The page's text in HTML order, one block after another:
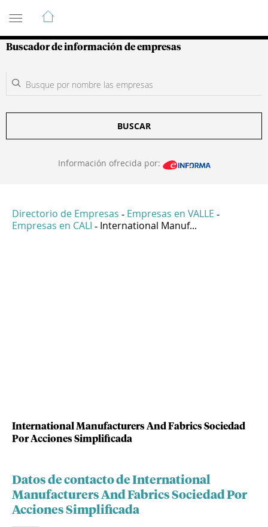
Guía de Empresas Colombianas
Buscador de información de empresas
BUSCAR
Información ofrecida por:
Directorio de Empresas - Empresas en VALLE -
Empresas en CALI - International Manuf...
International Manufacturers And Fabrics Sociedad
Por Acciones Simplificada
Datos de contacto de International
Manufacturers And Fabrics Sociedad Por
Acciones Simplificada